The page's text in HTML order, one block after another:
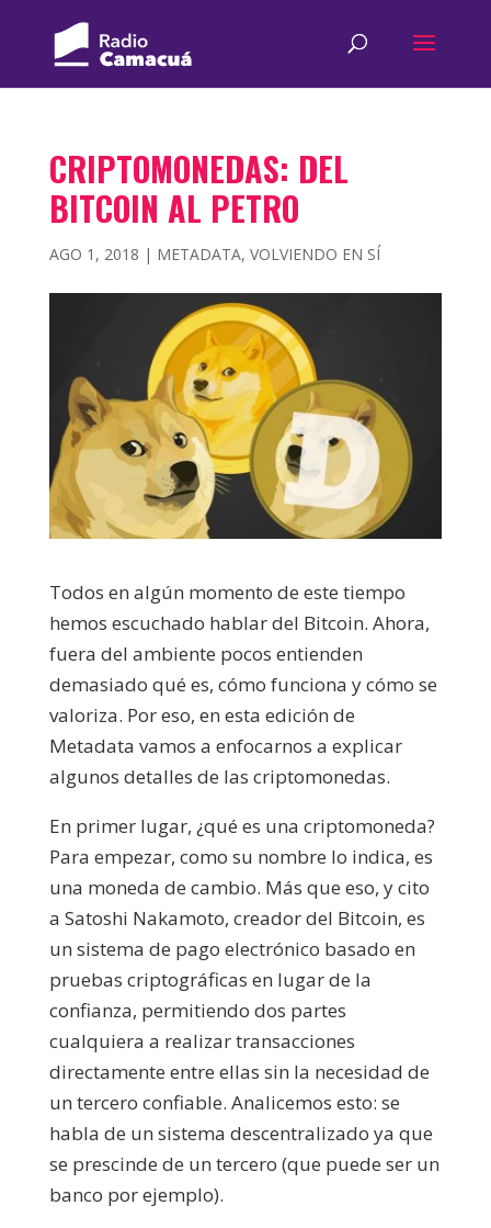
CRIPTOMONEDAS: DEL
BITCOIN AL PETRO
AGO 1, 2018 | METADATA, VOLVIENDO EN SÍ
Todos en algún momento de este tiempo
hemos escuchado hablar del Bitcoin. Ahora,
fuera del ambiente pocos entienden
demasiado qué es, cómo funciona y cómo se
valoriza. Por eso, en esta edición de
Metadata vamos a enfocarnos a explicar
algunos detalles de las criptomonedas.
En primer lugar, ¿qué es una criptomoneda?
Para empezar, como su nombre lo indica, es
una moneda de cambio. Más que eso, y cito
a Satoshi Nakamoto, creador del Bitcoin, es
un sistema de pago electrónico basado en
pruebas criptográficas en lugar de la
confianza, permitiendo dos partes
cualquiera a realizar transacciones
directamente entre ellas sin la necesidad de
un tercero confiable. Analicemos esto: se
habla de un sistema descentralizado ya que
se prescinde de un tercero (que puede ser un
banco por ejemplo).